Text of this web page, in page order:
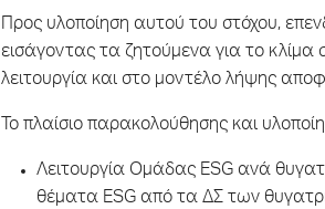
Προς υλοποίηση αυτού του στόχου,
εισάγοντας τα ζητούμενα για το κλίμα
λειτουργία και στο μοντέλο λήψης
Το πλαίσιο παρακολούθησης και
Λειτουργία Ομάδας ESG ανά
θέματα ESG από τα ΔΣ των